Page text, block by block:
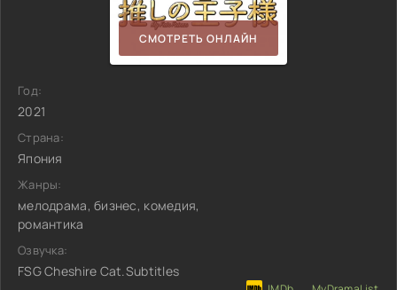
СМОТРЕТЬ ОНЛАЙН
Год:
2021
Страна:
Япония
Жанры:
мелодрама, бизнес, комедия,
романтика
Озвучка:
FSG Cheshire Cat.Subtitles